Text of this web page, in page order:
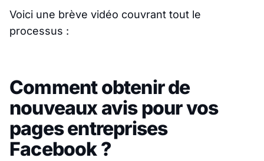
Voici une brève vidéo couvrant tout le
processus :
Comment obtenir de
nouveaux avis pour vos
pages entreprises
Facebook ?